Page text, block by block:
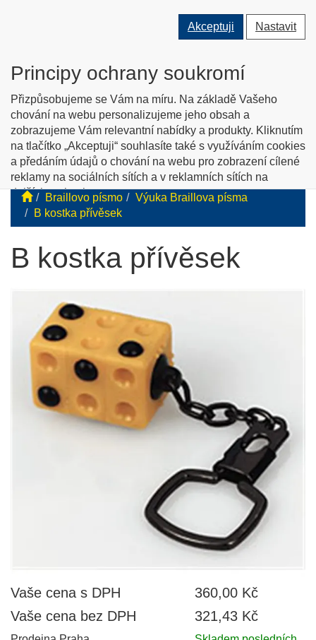
Akceptuji Nastavit
Principy ochrany soukromí
Přizpůsobujeme se Vám na míru. Na základě Vašeho
chování na webu personalizujeme jeho obsah a
zobrazujeme Vám relevantní nabídky a produkty. Kliknutím
na tlačítko „Akceptuji“ souhlasíte také s využíváním cookies
a předáním údajů o chování na webu pro zobrazení cílené
reklamy na sociálních sítích a v reklamních sítích na
dalších webech.
Personalizaci a cílenou reklamu si můžete podrobněji
Přepnout
uživatele
Přepnout
vyhledávání
O nás Kontakty Jak nakupovat Katalog zboží
English info
Tyflopomůcky
Prodej zboží pro zrakově postižené
Braillovo písmo
Výuka Braillova písma
B kostka přívěsek
B kostka přívěsek
Vaše cena s DPH
360,00 Kč
Vaše cena bez DPH
321,43 Kč